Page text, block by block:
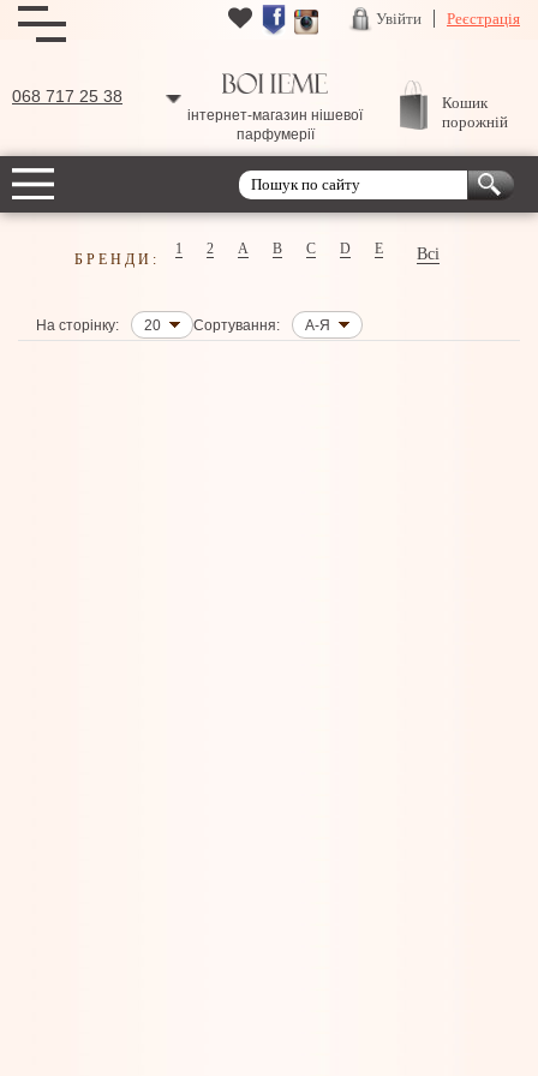
Увійти Реєстрація
068 717 25 38
інтернет-магазин нішевої
парфумерії
Кошик
порожній
БРЕНДИ:
1 2 A B C D E Всі
На сторінку: 20 Сортування: А-Я